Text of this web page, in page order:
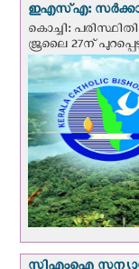
ഇഎസ്എ:
കൊച്ചി:
ജൂലൈ 27ന്